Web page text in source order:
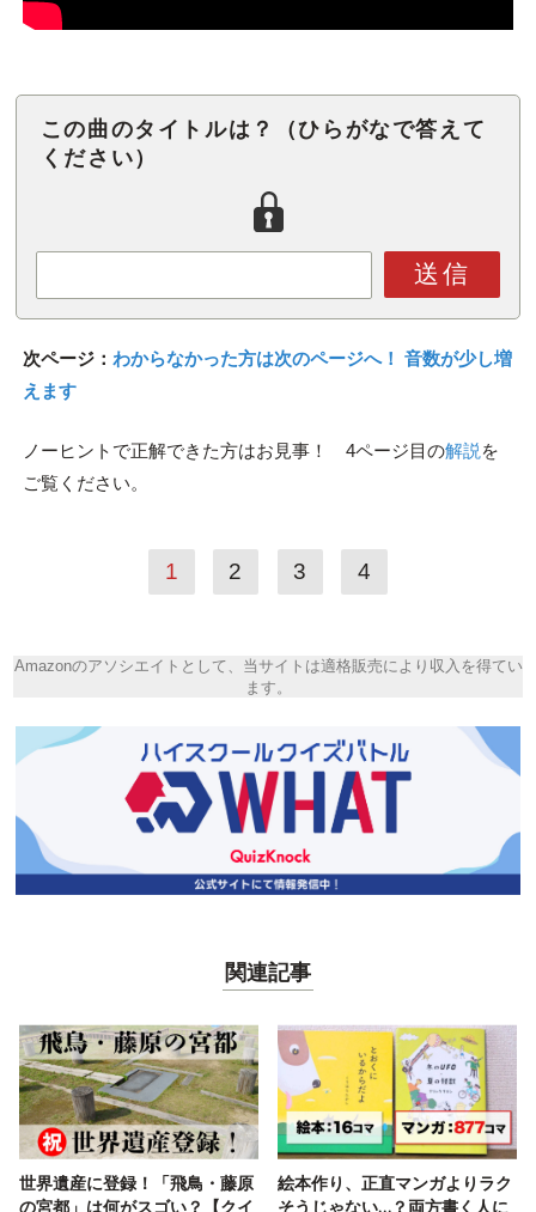
この曲のタイトルは？（ひらがなで答えて
ください）
送信
次ページ： わからなかった方は次のページへ！ 音数が少し増
えます
ノーヒントで正解できた方はお見事！ 4ページ目の解説 を
ご覧ください。
1 2 3 4
Amazonのアソシエイトとして、当サイトは適格販売により収入を得てい
ます。
関連記事
世界遺産に登録！「飛鳥・藤原
の宮都」は何がスゴい？【クイ
絵本作り、正直マンガよりラク
そうじゃない…？両方書く人に